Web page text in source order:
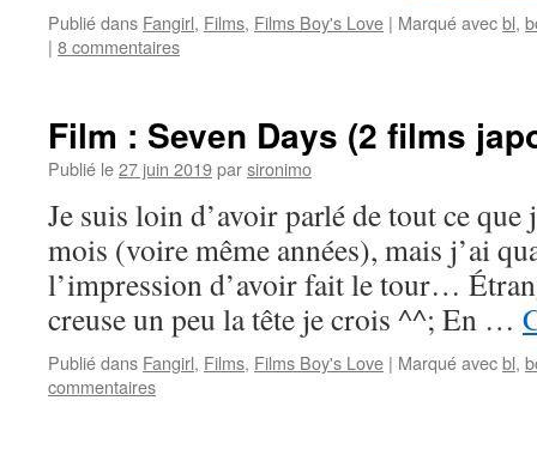
Publié dans Fangirl, Films, Films Boy's Love | Marqué avecbl,
| 8 commentaires
Film : Seven Days (2 films
Publié le27 juin 2019parsironimo
Je suis loin d’avoir parlé de tout ce que
mois (voire même années), mais j’ai
l’impression d’avoir fait le tour…
creuse un peu la tête je crois ^^; En …
Publié dans Fangirl, Films, Films Boy's Love | Marqué avecbl,
commentaires